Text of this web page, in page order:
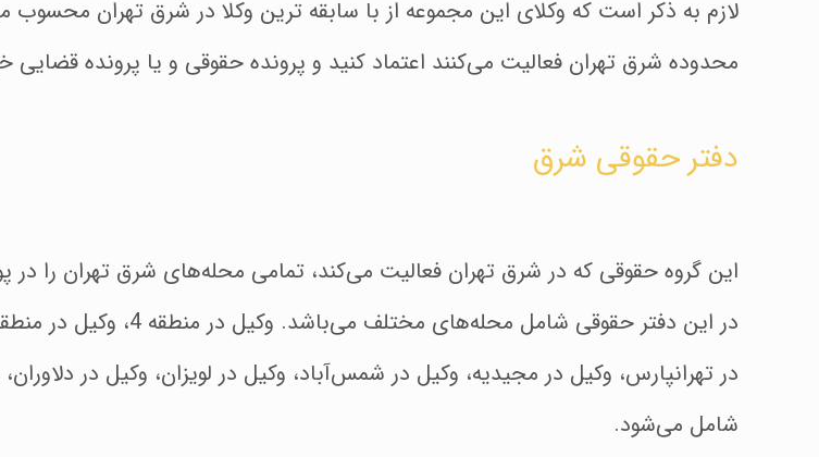
لازم به ذکر است که وکلای این مجموعه از با سابقه ترین وکلا در شرق تهران محسوب
محدوده شرق تهران فعالیت می‌کنند اعتماد کنید و پرونده حقوقی و یا پرونده قضایی
دفتر حقوقی شرق
این گروه حقوقی که در شرق تهران فعالیت می‌کند، تمامی محله‎‌های شرق تهران را در پوشش وکیل‌های مجرب خود قرار داده است.
در تهرانپارس، وکیل در مجیدیه، وکیل در شمس‌آباد، وکیل در لویزان، وکیل در
شامل می‌شود.